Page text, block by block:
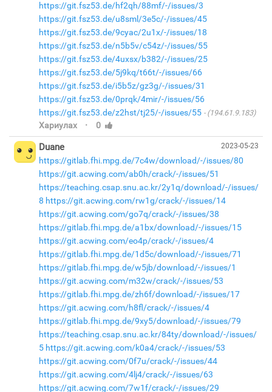
https://git.fsz53.de/hf2qh/88mf/-/issues/3
https://git.fsz53.de/u8sml/3e5c/-/issues/45
https://git.fsz53.de/9cyac/2u1x/-/issues/18
https://git.fsz53.de/n5b5v/c54z/-/issues/55
https://git.fsz53.de/4uxsx/b382/-/issues/25
https://git.fsz53.de/5j9kq/t66t/-/issues/66
https://git.fsz53.de/i5b5z/gz3g/-/issues/31
https://git.fsz53.de/0prqk/4mir/-/issues/56
https://git.fsz53.de/z2hst/tj25/-/issues/55
(194.61.9.183)
Хариулах · 0
2023-05-23
Duane
https://gitlab.fhi.mpg.de/7c4w/download/-/issues/80
https://git.acwing.com/ab0h/crack/-/issues/51
https://teaching.csap.snu.ac.kr/2y1q/download/-/issues/
8 https://git.acwing.com/rw1g/crack/-/issues/14
https://git.acwing.com/go7q/crack/-/issues/38
https://gitlab.fhi.mpg.de/a1bx/download/-/issues/15
https://git.acwing.com/eo4p/crack/-/issues/4
https://gitlab.fhi.mpg.de/1d5c/download/-/issues/71
https://gitlab.fhi.mpg.de/w5jb/download/-/issues/1
https://git.acwing.com/m32w/crack/-/issues/53
https://gitlab.fhi.mpg.de/zh6f/download/-/issues/17
https://git.acwing.com/h8fl/crack/-/issues/4
https://gitlab.fhi.mpg.de/9xy5/download/-/issues/79
https://teaching.csap.snu.ac.kr/84ty/download/-/issues/
5 https://git.acwing.com/k0a4/crack/-/issues/53
https://git.acwing.com/0f7u/crack/-/issues/44
https://git.acwing.com/4lj4/crack/-/issues/63
https://git.acwing.com/7w1f/crack/-/issues/29